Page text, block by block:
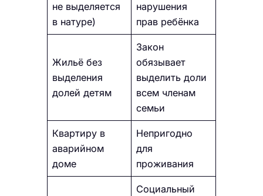
не выделяется
в натуре)
нарушения
прав ребёнка
Жильё без
выделения
долей детям
Закон
обязывает
выделить доли
всем членам
семьи
Квартиру в
аварийном
доме
Непригодно
для
проживания
Социальный